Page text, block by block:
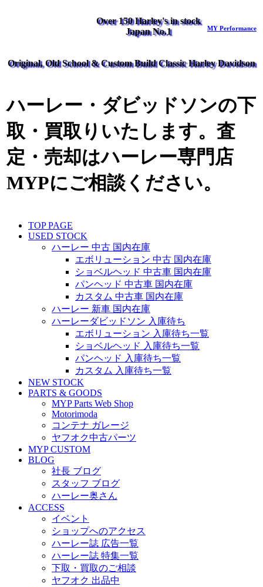
Over 150 Harley's in stock
Japan No.1
MY Performance
Original, Old School & Custom Build Classic Harley Davidson
ハーレー・ダビッドソンの下
取・買取りいたします。査
定・売却はハーレー専門店
MYPにご相談ください。
TOP PAGE
USED STOCK
ハーレー 中古 国内在庫
エボリューション 中古 国内在庫
ショベルヘッド 中古車 国内在庫
パンヘッド 中古車 国内在庫
カスタム 中古車 国内在庫
ハーレー 新車 国内在庫
ハーレーダビッドソン 入庫待ち
エボリューション 入庫待ち一覧
ショベルヘッド 入庫待ち一覧
パンヘッド 入庫待ち一覧
カスタム 入庫待ち一覧
NEW STOCK
PARTS & GOODS
MYP Parts Web Shop
Motorimoda
コンテナ ガレージ
ヤフオク中古パーツ
MYP CUSTOM
BLOG
社長 ブログ
スタッフ ブログ
ハーレー奥さん
ACCESS
イベント
ショップへのアクセス
ハーレー誌 広告一覧
ハーレー誌 特集一覧
下取・買取のご相談
ヤフオク 出品中